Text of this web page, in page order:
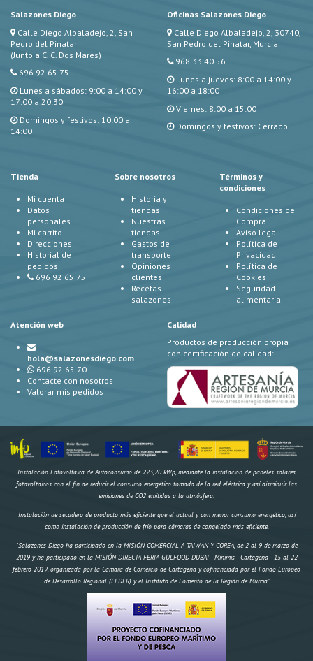
Salazones Diego
Calle Diego Albaladejo, 2, San
Pedro del Pinatar
(Junto a C. C. Dos Mares)
696 92 65 75
Lunes a sábados: 9:00 a 14:00 y
17:00 a 20:30
Domingos y festivos: 10:00 a
14:00
Oficinas Salazones Diego
Calle Diego Albaladejo, 2, 30740,
San Pedro del Pinatar, Murcia
968 33 40 56
Lunes a jueves: 8:00 a 14:00 y
16:00 a 18:00
Viernes: 8:00 a 15:00
Domingos y festivos: Cerrado
Tienda
Mi cuenta
Datos
personales
Mi carrito
Direcciones
Historial de
pedidos
696 92 65 75
Sobre nosotros
Historia y
tiendas
Nuestras
tiendas
Gastos de
transporte
Opiniones
clientes
Recetas
salazones
Términos y
condiciones
Condiciones de
Compra
Aviso legal
Política de
Privacidad
Política de
Cookies
Seguridad
alimentaria
Atención web
hola@salazonesdiego.com
696 92 65 70
Contacte con nosotros
Valorar mis pedidos
Calidad
Productos de producción propia
con certificación de calidad:
Instalación Fotovoltaica de Autoconsumo de 223,20 kWp, mediante la instalación de paneles solares
fotovoltaicos con el fin de reducir el consumo energético tomado de la red eléctrica y así disminuir las
emisiones de CO2 emitidas a la atmósfera.
Instalación de secadero de producto más eficiente que el actual y con menor consumo energético, así
como instalación de producción de frío para cámaras de congelado más eficiente.
"Salazones Diego ha participado en la MISIÓN COMERCIAL A TAIWAN Y COREA, de 2 al 9 de marzo de
2019 y ha participado en la MISIÓN DIRECTA FERIA GULFOOD DUBAI - Mínimis - Cartagena - 15 al 22
febrero 2019, organizada por la Cámara de Comercio de Cartagena y cofinanciada por el Fondo Europeo
de Desarrollo Regional (FEDER) y el Instituto de Fomento de la Región de Murcia"